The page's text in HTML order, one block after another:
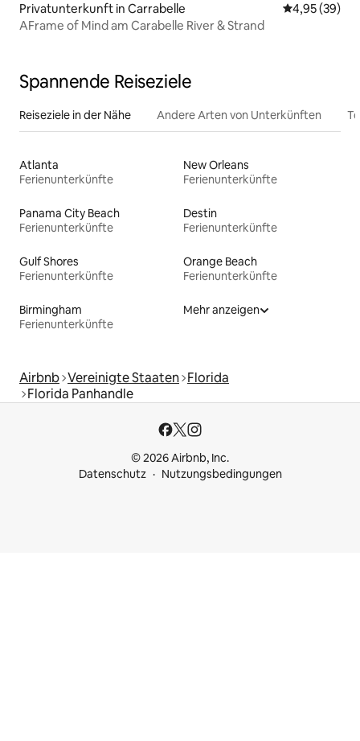
Privatunterkunft in Carrabelle
4,95 (39)
AFrame of Mind am Carabelle River & Strand
Spannende Reiseziele
Reiseziele in der Nähe Andere Arten von Unterkünften
Atlanta
Ferienunterkünfte
New Orleans
Ferienunterkünfte
Panama City Beach
Ferienunterkünfte
Destin
Ferienunterkünfte
Gulf Shores
Ferienunterkünfte
Orange Beach
Ferienunterkünfte
Birmingham
Ferienunterkünfte
Mehr anzeigen
Airbnb Vereinigte Staaten Florida
Florida Panhandle
© 2026 Airbnb, Inc.
Datenschutz
Nutzungsbedingungen